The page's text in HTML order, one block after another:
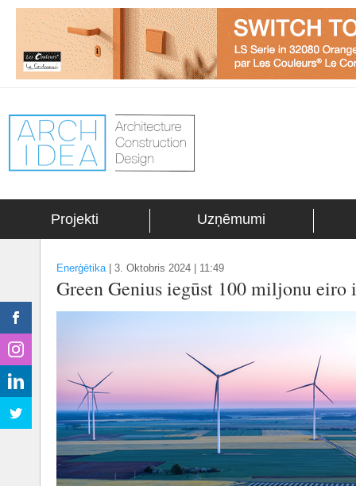
Projekti Uzņēmumi
Enerģētika| 3. Oktobris 2024 | 11:49
Green Genius iegūst 100 miljonu